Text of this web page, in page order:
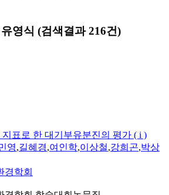
영식 (검색결과 216건)
표로 한 대기부유분진의 평가 ( i )
영,길혜경,여인학,이상철,강희곤,박상
경학회